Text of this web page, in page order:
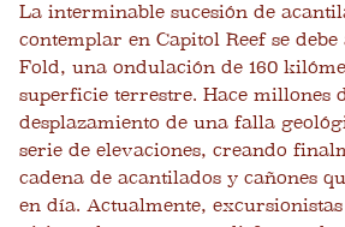
La interminable sucesión de
contemplar en Capitol Reef se
Fold, una ondulación de 160
superficie terrestre. Hace millones
desplazamiento de una falla
serie de elevaciones, creando
cadena de acantilados y cañones
en día. Actualmente,